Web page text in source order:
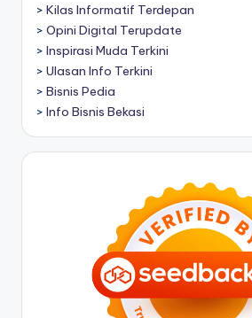
> Kilas Informatif Terdepan
> Opini Digital Terupdate
> Inspirasi Muda Terkini
> Ulasan Info Terkini
> Bisnis Pedia
> Info Bisnis Bekasi